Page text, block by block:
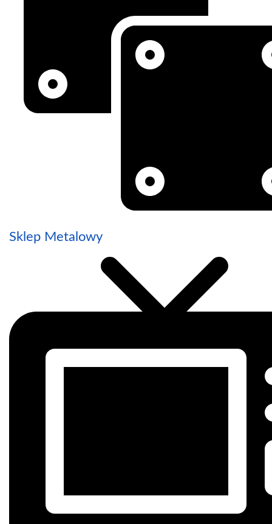
Sklep Metalowy